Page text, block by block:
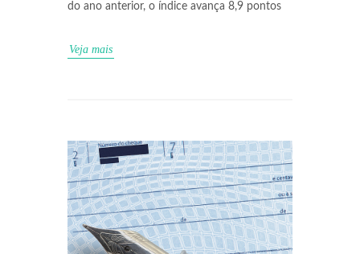
do ano anterior, o índice avança 8,9 pontos
Veja mais